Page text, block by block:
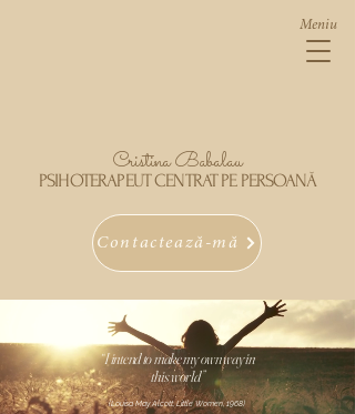
Meniu
Cristina Babalau
PSIHOTERAPEUT CENTRAT PE PERSOANĂ
Contactează-mă
“I intend to make my own way in
this world”
(Louisa May Alcott, Little Women, 1968)